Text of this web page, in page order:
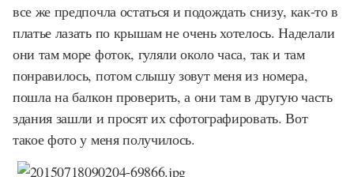
все же предпочла остаться и подождать снизу, как-то в
платье лазать по крышам не очень хотелось. Наделали
они там море фоток, гуляли около часа, так и там
понравилось, потом слышу зовут меня из номера,
пошла на балкон проверить, а они там в другую часть
здания зашли и просят их сфотографировать. Вот
такое фото у меня получилось.